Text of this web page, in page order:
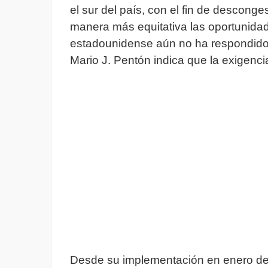
el sur del país, con el fin de
manera más equitativa las
estadounidense aún no ha
Mario J. Pentón indica que la
Desde su implementación en enero